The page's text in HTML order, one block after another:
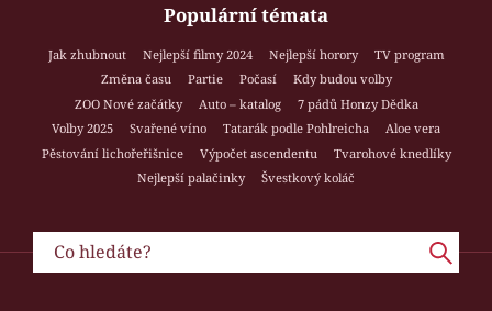
Populární témata
Jak zhubnout Nejlepší filmy 2024 Nejlepší horory
TV program
Změna času
Partie Počasí
Kdy budou volby
ZOO Nové začátky
Auto – katalog
7 pádů Honzy Dědka
Volby 2025
Svařené víno Tatarák podle Pohlreicha
Aloe vera
Pěstování lichořeřišnice
Výpočet ascendentu
Tvarohové knedlíky
Nejlepší palačinky
Švestkový koláč